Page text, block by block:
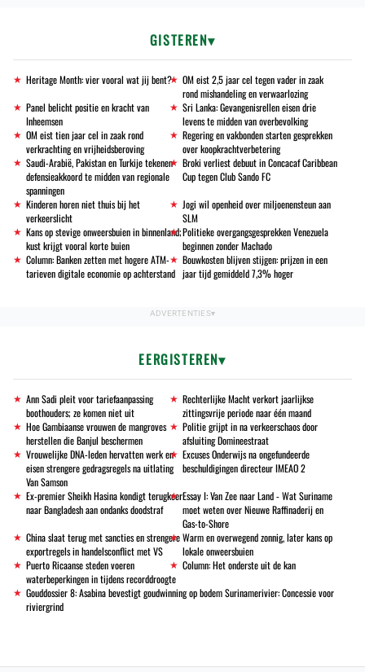
GISTEREN
Heritage Month: vier vooral wat jij bent?
OM eist 2,5 jaar cel tegen vader in zaak
rond mishandeling en verwaarlozing
Panel belicht positie en kracht van
Inheemsen
Sri Lanka: Gevangenisrellen eisen drie
levens te midden van overbevolking
OM eist tien jaar cel in zaak rond
verkrachting en vrijheidsberoving
Regering en vakbonden starten gesprekken
over koopkrachtverbetering
Saudi-Arabië, Pakistan en Turkije tekenen
defensieakkoord te midden van regionale
spanningen
Broki verliest debuut in Concacaf Caribbean
Cup tegen Club Sando FC
Kinderen horen niet thuis bij het
verkeerslicht
Jogi wil openheid over miljoenensteun aan
SLM
Kans op stevige onweersbuien in binnenland;
kust krijgt vooral korte buien
Politieke overgangsgesprekken Venezuela
beginnen zonder Machado
Column: Banken zetten met hogere ATM-
tarieven digitale economie op achterstand
Bouwkosten blijven stijgen: prijzen in een
jaar tijd gemiddeld 7,3% hoger
EERGISTEREN
Ann Sadi pleit voor tariefaanpassing
boothouders; ze komen niet uit
Rechterlijke Macht verkort jaarlijkse
zittingsvrije periode naar één maand
Hoe Gambiaanse vrouwen de mangroves
herstellen die Banjul beschermen
Politie grijpt in na verkeerschaos door
afsluiting Domineestraat
Vrouwelijke DNA-leden hervatten werk en
eisen strengere gedragsregels na uitlating
Van Samson
Excuses Onderwijs na ongefundeerde
beschuldigingen directeur IMEAO 2
Ex-premier Sheikh Hasina kondigt terugkeer
naar Bangladesh aan ondanks doodstraf
Essay I: Van Zee naar Land - Wat Suriname
moet weten over Nieuwe Raffinaderij en
Gas-to-Shore
China slaat terug met sancties en strengere
exportregels in handelsconflict met VS
Warm en overwegend zonnig, later kans op
lokale onweersbuien
Puerto Ricaanse steden voeren
waterbeperkingen in tijdens recorddroogte
Column: Het onderste uit de kan
Gouddossier 8: Asabina bevestigt goudwinning op bodem Surinamerivier: Concessie voor
riviergrind